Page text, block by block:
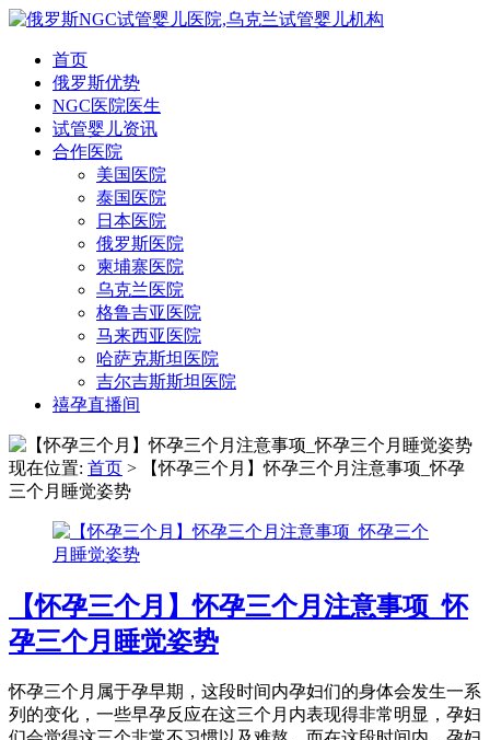
首页
俄罗斯优势
NGC医院医生
试管婴儿资讯
合作医院
美国医院
泰国医院
日本医院
俄罗斯医院
柬埔寨医院
乌克兰医院
格鲁吉亚医院
马来西亚医院
哈萨克斯坦医院
吉尔吉斯斯坦医院
禧孕直播间
现在位置: 首页 > 【怀孕三个月】怀孕三个月注意事项_怀孕
三个月睡觉姿势
【怀孕三个月】怀孕三个月注意事项_怀
孕三个月睡觉姿势
怀孕三个月属于孕早期，这段时间内孕妇们的身体会发生一系
列的变化，一些早孕反应在这三个月内表现得非常明显，孕妇